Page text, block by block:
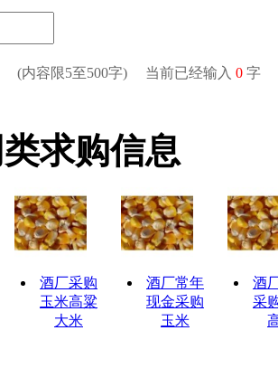
类求购信息
酒厂采购
玉米高粱
大米
酒厂常年
现金采购
玉米
酒
采